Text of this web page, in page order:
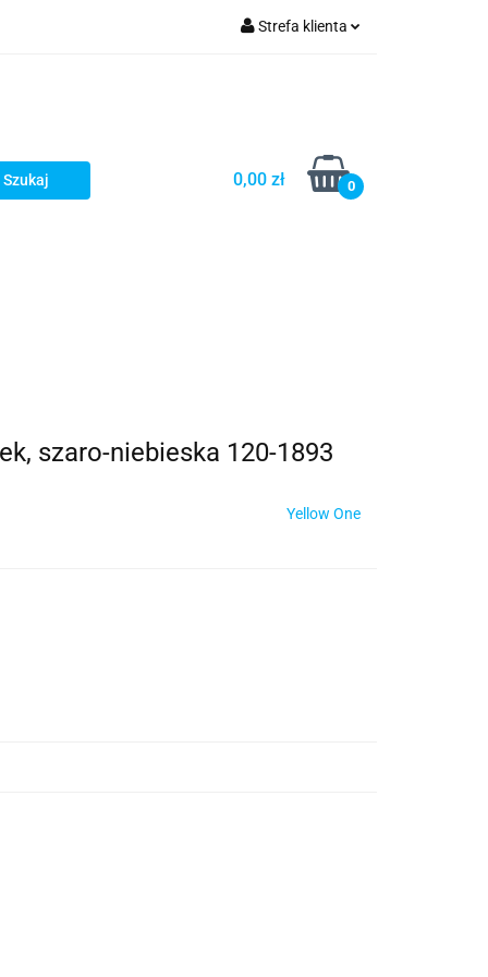
Strefa klienta
Zgody cookies
0,00 zł 0
szaro-niebieska 120-1893
Yellow One